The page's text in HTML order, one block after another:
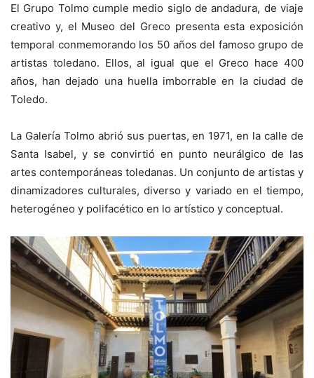
El Grupo Tolmo cumple medio siglo de andadura, de viaje
creativo y, el Museo del Greco presenta esta exposición
temporal conmemorando los 50 años del famoso grupo de
artistas toledano. Ellos, al igual que el Greco hace 400
años, han dejado una huella imborrable en la ciudad de
Toledo.
La Galería Tolmo abrió sus puertas, en 1971, en la calle de
Santa Isabel, y se convirtió en punto neurálgico de las
artes contemporáneas toledanas. Un conjunto de artistas y
dinamizadores culturales, diverso y variado en el tiempo,
heterogéneo y polifacético en lo artístico y conceptual.